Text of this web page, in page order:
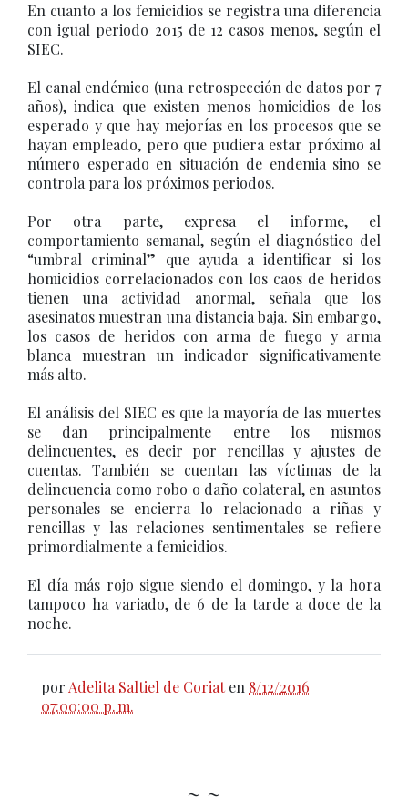
En cuanto a los femicidios se registra una diferencia
con igual periodo 2015 de 12 casos menos, según el
SIEC.
El canal endémico (una retrospección de datos por 7
años), indica que existen menos homicidios de los
esperado y que hay mejorías en los procesos que se
hayan empleado, pero que pudiera estar próximo al
número esperado en situación de endemia sino se
controla para los próximos periodos.
Por otra parte, expresa el informe, el
comportamiento semanal, según el diagnóstico del
“umbral criminal” que ayuda a identificar si los
homicidios correlacionados con los caos de heridos
tienen una actividad anormal, señala que los
asesinatos muestran una distancia baja. Sin embargo,
los casos de heridos con arma de fuego y arma
blanca muestran un indicador significativamente
más alto.
El análisis del SIEC es que la mayoría de las muertes
se dan principalmente entre los mismos
delincuentes, es decir por rencillas y ajustes de
cuentas. También se cuentan las víctimas de la
delincuencia como robo o daño colateral, en asuntos
personales se encierra lo relacionado a riñas y
rencillas y las relaciones sentimentales se refiere
primordialmente a femicidios.
El día más rojo sigue siendo el domingo, y la hora
tampoco ha variado, de 6 de la tarde a doce de la
noche.
por Adelita Saltiel de Coriat en 8/12/2016
07:00:00 p. m.
~ ~